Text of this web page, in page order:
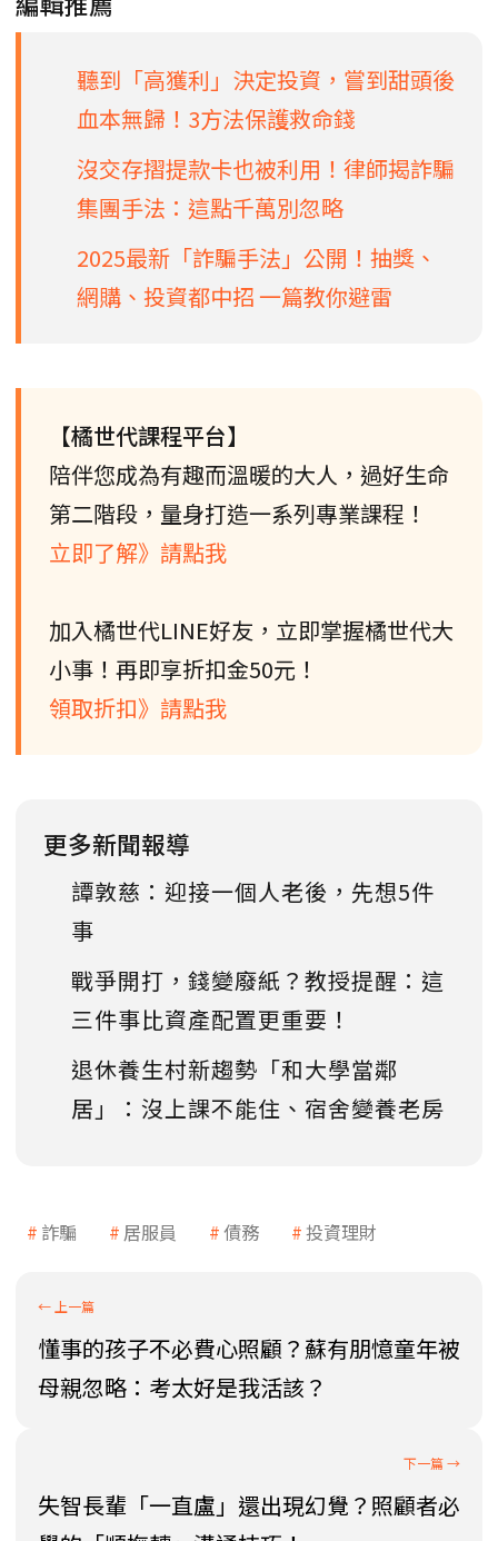
聽到「高獲利」決定投資，嘗到甜頭後
血本無歸！3方法保護救命錢
沒交存摺提款卡也被利用！律師揭詐騙
集團手法：這點千萬別忽略
2025最新「詐騙手法」公開！抽獎、
網購、投資都中招 一篇教你避雷
【橘世代課程平台】
陪伴您成為有趣而溫暖的大人，過好生命
第二階段，量身打造一系列專業課程！
立即了解》請點我
加入橘世代LINE好友，立即掌握橘世代大
小事！再即享折扣金50元！
領取折扣》請點我
更多新聞報導
譚敦慈：迎接一個人老後，先想5件
事
戰爭開打，錢變廢紙？教授提醒：這
三件事比資產配置更重要！
退休養生村新趨勢「和大學當鄰
居」：沒上課不能住、宿舍變養老房
詐騙 居服員 債務 投資理財
懂事的孩子不必費心照顧？蘇有朋憶童年被
母親忽略：考太好是我活該？
失智長輩「一直盧」還出現幻覺？照顧者必